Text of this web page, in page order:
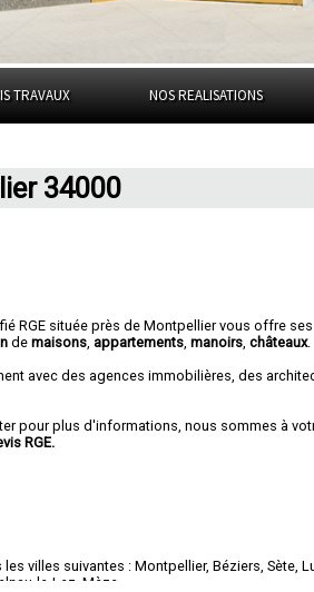
TRAVAUX NOS REALISATIONS
34000
RGE située près de Montpellier vous offre ses
demaisons appartements ,manoirs ,châteaux.
avec des agences immobilières, des
pour plus d'informations, nous sommes à
RGE.
les villes suivantes :Montpellier,Béziers ,Sète ,
le-Lez ,Mèze